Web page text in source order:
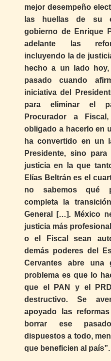
mejor desempeño
las huellas de su
gobierno de Enrique
adelante las
incluyendo la de
hecho a un lado
pasado cuando
iniciativa del
para eliminar el
Procurador a
obligado a hacerlo en
ha convertido en un
Presidente, sino
justicia en la que
Elías Beltrán es el
no sabemos qué
completa la
General […]. México
justicia más
o el Fiscal sean
demás poderes del
Cervantes abre una
problema es que lo
que el PAN y el
destructivo. Se
apoyado las
borrar ese
dispuestos a todo,
que beneficien al país”.